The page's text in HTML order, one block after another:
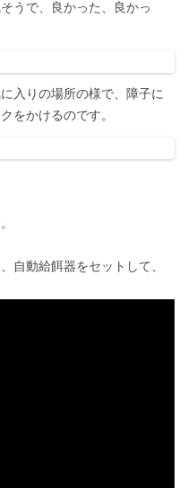
うで、良かった、良かっ
入りの場所の様で、障子に
をかけるのです。
自動給餌器をセットして、